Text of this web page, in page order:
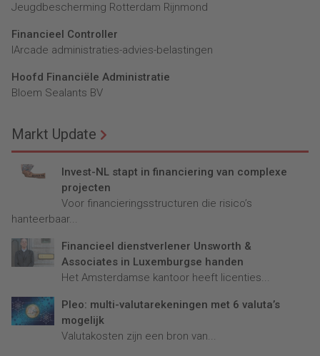
Jeugdbescherming Rotterdam Rijnmond
Financieel Controller
lArcade administraties-advies-belastingen
Hoofd Financiële Administratie
Bloem Sealants BV
Markt Update
Invest-NL stapt in financiering van complexe
projecten
Voor financieringsstructuren die risico’s
hanteerbaar...
Financieel dienstverlener Unsworth &
Associates in Luxemburgse handen
Het Amsterdamse kantoor heeft licenties...
Pleo: multi-valutarekeningen met 6 valuta’s
mogelijk
Valutakosten zijn een bron van...